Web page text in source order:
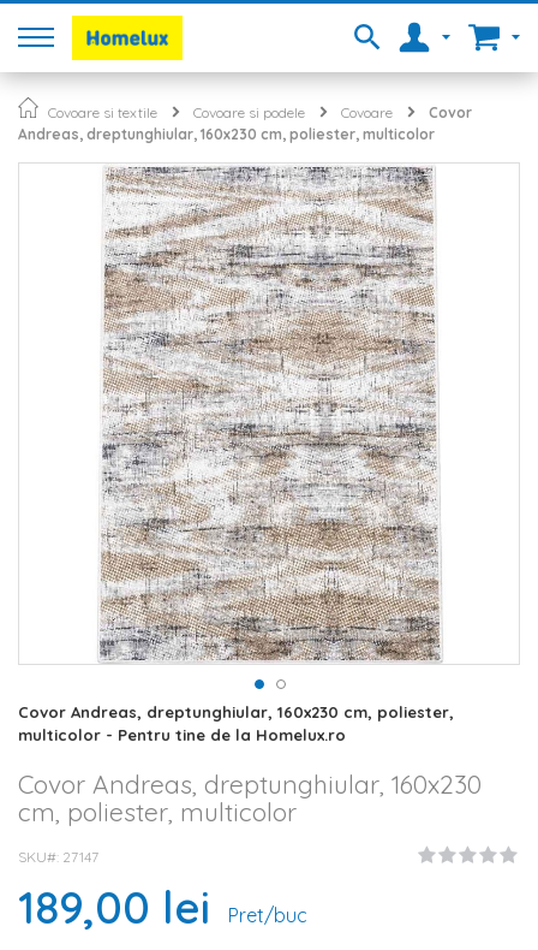
Covoare si textile Covoare si podele Covoare
Covor
Andreas, dreptunghiular, 160x230 cm, poliester, multicolor
Skip
to
beginning
of
the
gallery
Covor Andreas, dreptunghiular, 160x230 cm, poliester,
multicolor - Pentru tine de la Homelux.ro
Covor Andreas, dreptunghiular, 160x230
cm, poliester, multicolor
SKU# 27147
189,00 lei Pret/buc